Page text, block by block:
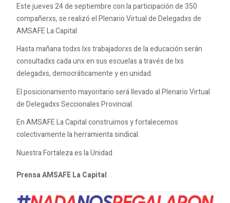
Este jueves 24 de septiembre con la participación de 350
compañerxs, se realizó el Plenario Virtual de Delegadxs de
AMSAFE La Capital
Hasta mañana todxs lxs trabajadorxs de la educación serán
consultadxs cada unx en sus escuelas a través de lxs
delegadxs, democráticamente y en unidad.
El posicionamiento mayoritario será llevado al Plenario Virtual
de Delegadxs Seccionales Provincial.
En AMSAFE La Capital construimos y fortalecemos
colectivamente la herramienta sindical.
Nuestra Fortaleza es la Unidad
Prensa AMSAFE La Capital